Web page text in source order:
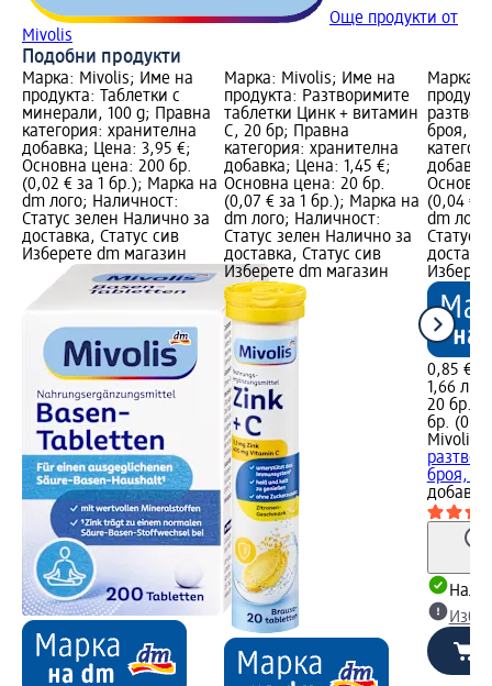
Още продукти от
Mivolis
Подобни продукти
Марка: Mivolis; Име на
продукта: Таблетки с
минерали, 100 g; Правна
категория: хранителна
добавка; Цена: 3,95 €;
Основна цена: 200 бр.
(0,02 € за 1 бр.); Марка на
dm лого; Наличност:
Статус зелен Налично за
доставка, Статус сив
Изберете dm магазин
Марка: Mivolis; Име на
продукта: Разтворимите
таблетки Цинк + витамин
C, 20 бр; Правна
категория: хранителна
добавка; Цена: 1,45 €;
Основна цена: 20 бр.
(0,07 € за 1 бр.); Марка на
dm лого; Наличност:
Статус зелен Налично за
доставка, Статус сив
Изберете dm магазин
Марка:
броя,
(0,04 €
dm
Статус
0,85 €
1,66 лв.
20 бр.
бр.
Mivolis
броя,
добавка